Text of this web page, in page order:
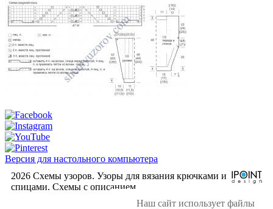
Версия для настольного компьютера
2026 Схемы узоров. Узоры для вязания крючками и
спицами. Cхемы с описанием.
Наш сайт использует файлы